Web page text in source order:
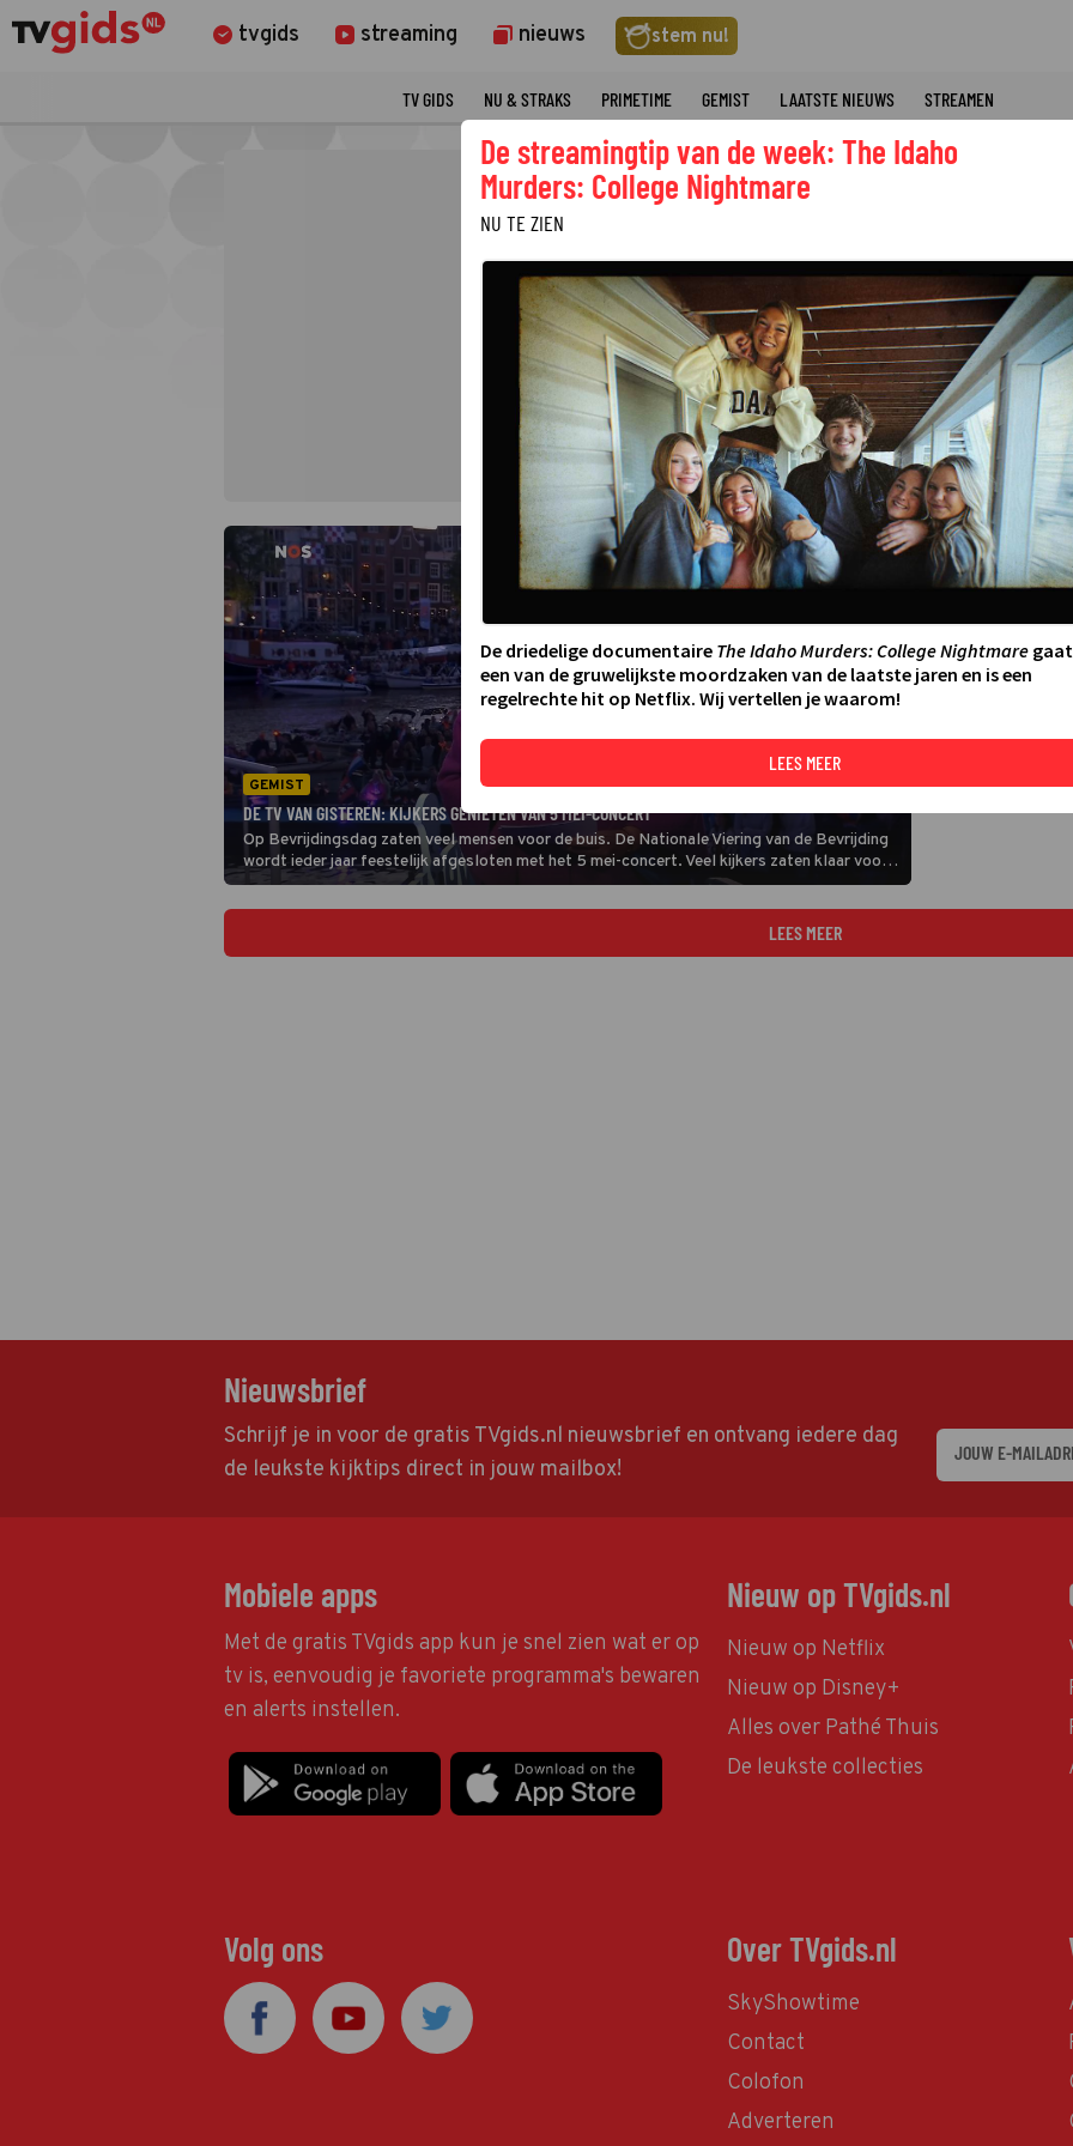
tvgids streaming nieuws stem nu!
TV GIDS NU & STRAKS PRIMETIME GEMIST LAATSTE NIEUWS STREAMEN
GEMIST
DE TV VAN GISTEREN: KIJKERS GENIETEN VAN 5 MEI-CONCERT
Op Bevrijdingsdag zaten veel mensen voor de buis. De Nationale Viering van de Bevrijding
wordt ieder jaar feestelijk afgesloten met het 5 mei-concert. Veel kijkers zaten klaar voor
het concert en genoten van de optredens en de persoonlijke verhalen.
LEES MEER
Nieuwsbrief
Schrijf je in voor de gratis TVgids.nl nieuwsbrief en ontvang iedere dag
de leukste kijktips direct in jouw mailbox!
Mobiele apps
Met de gratis TVgids app kun je snel zien wat er op
tv is, eenvoudig je favoriete programma's bewaren
en alerts instellen.
Nieuw op TVgids.nl
Nieuw op Netflix
Nieuw op Disney+
Alles over Pathé Thuis
De leukste collecties
Volg ons Over TVgids.nl
SkyShowtime
Contact
Colofon
Adverteren
De streamingtip van de week: The Idaho
Murders: College Nightmare
NU TE ZIEN
De driedelige documentaire The Idaho Murders: College Nightmaregaat
een van de gruwelijkste moordzaken van de laatste jaren en is een
regelrechte hit op Netflix. Wij vertellen je waarom!
LEES MEER